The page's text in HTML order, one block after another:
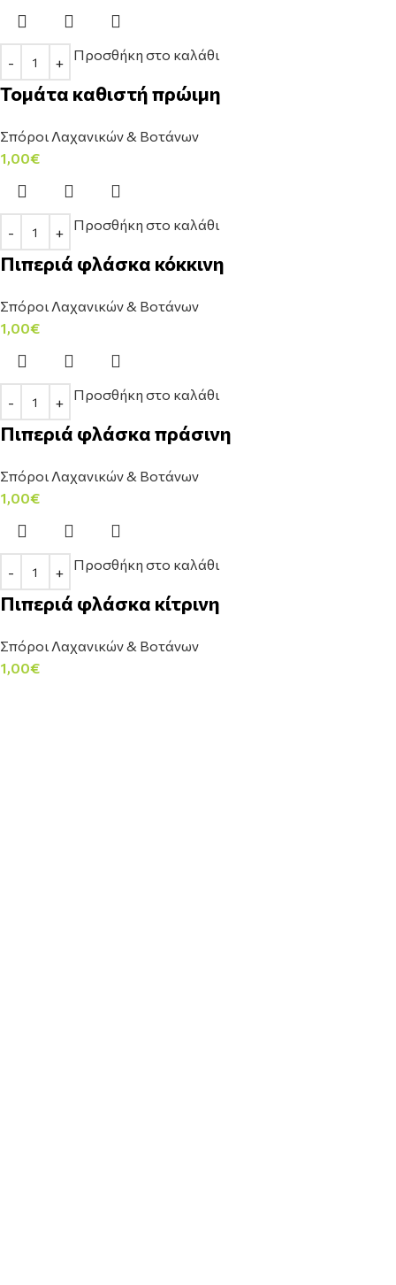
Προσθήκη στο καλάθι
Τομάτα καθιστή πρώιμη
Σπόροι Λαχανικών & Βοτάνων
1,00€
Προσθήκη στο καλάθι
Πιπεριά φλάσκα κόκκινη
Σπόροι Λαχανικών & Βοτάνων
1,00€
Προσθήκη στο καλάθι
Πιπεριά φλάσκα πράσινη
Σπόροι Λαχανικών & Βοτάνων
1,00€
Προσθήκη στο καλάθι
Πιπεριά φλάσκα κίτρινη
Σπόροι Λαχανικών & Βοτάνων
1,00€